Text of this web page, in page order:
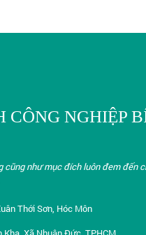
CÔNG NGHIỆP
cũng như mục đích luôn đem đến
Thới Sơn, Hóc Môn